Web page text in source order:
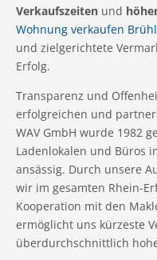
Verkaufszeiten und
Wohnung verkaufen Brühl
und zielgerichtete
Erfolg.
Transparenz und
erfolgreichen und
WAV GmbH wurde 1982
Ladenlokalen und Büros
ansässig. Durch unsere
wir im gesamten Rhein-
Kooperation mit den
ermöglicht uns kürzeste
überdurchschnittlich